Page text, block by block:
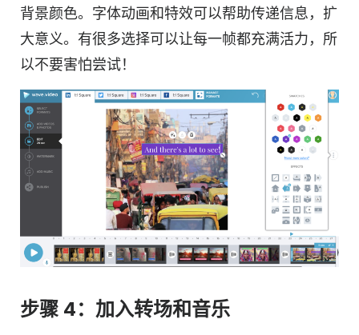
背景颜色。字体动画和特效可以帮助传递信息，扩
大意义。有很多选择可以让每一帧都充满活力，所
以不要害怕尝试！
步骤 4：加入转场和音乐